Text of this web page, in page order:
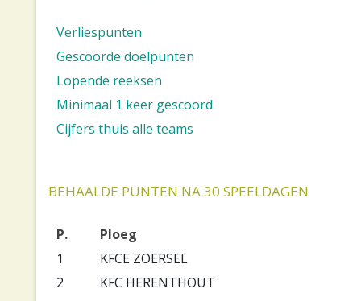
Verliespunten
Gescoorde doelpunten
Lopende reeksen
Minimaal 1 keer gescoord
Cijfers thuis alle teams
BEHAALDE PUNTEN NA 30 SPEELDAGEN
P.
Ploeg
1
KFCE ZOERSEL
2
KFC HERENTHOUT